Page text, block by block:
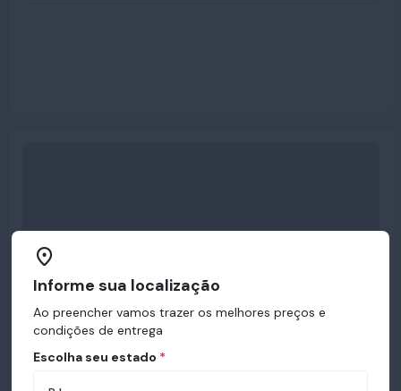
Informe sua localização
Ao preencher vamos trazer os melhores preços e
condições de entrega
Escolha seu estado *